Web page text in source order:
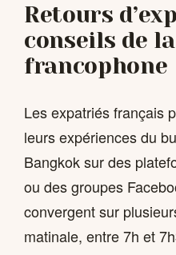
Retours
conseils de
francophone
Les expatriés français
leurs expériences du
Bangkok sur des
ou des groupes
convergent sur
matinale, entre 7h et